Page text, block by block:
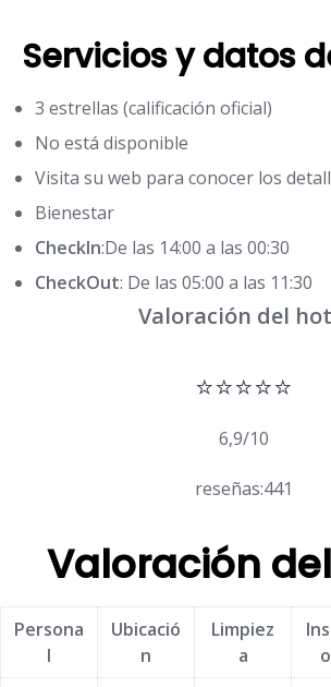
Servicios y datos
3 estrellas (calificación oficial)
No está disponible
Visita su web para conocer los
Bienestar
CheckIn:De las 14:00 a las 00:30
CheckOut: De las 05:00 a las 11:30
Valoración del
⭐⭐⭐⭐⭐
6,9/10
reseñas:441
Valoración
Persona
l
Ubicació
n
Limpiez
a